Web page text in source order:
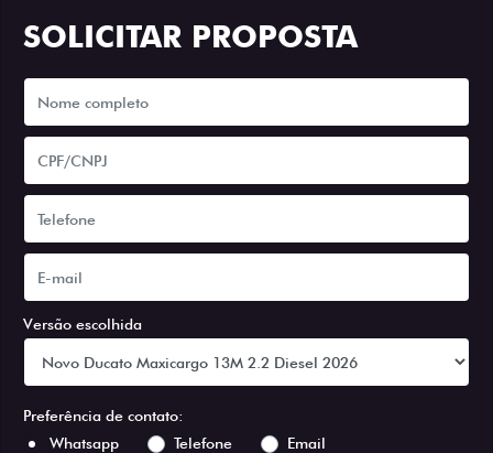
SOLICITAR PROPOSTA
Versão escolhida
Preferência de contato:
Whatsapp
Telefone Email